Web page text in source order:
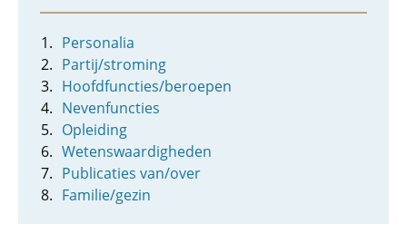
Personalia
Partij/stroming
Hoofdfuncties/beroepen
Nevenfuncties
Opleiding
Wetenswaardigheden
Publicaties van/over
Familie/gezin